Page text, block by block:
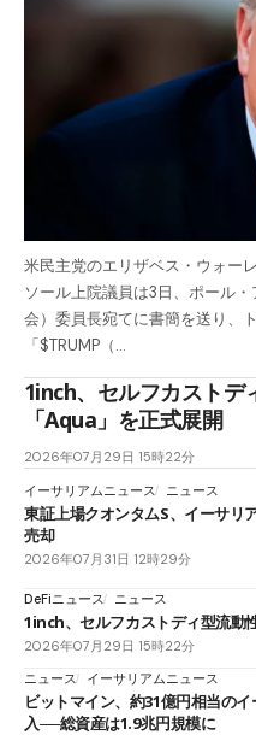
米民主党のエリザベス・ウォー
ソール上院議員は3日、ポール
会）委員長宛てに書簡を送り、
「$TRUMP（…
1inch、セルフカストデ
「Aqua」を正式展開
2026年07月29日 15時22分
イーサリアムニュース
ニュース
東証上場クオンタムS、イーサリ
売却
2026年07月31日 12時29分
DeFiニュース ニュース
1inch、セルフカストディ型流動
2026年07月29日 15時22分
ニュース
イーサリアムニュース
ビットマイン、約31億円相当の
入──総資産は1.9兆円規模に